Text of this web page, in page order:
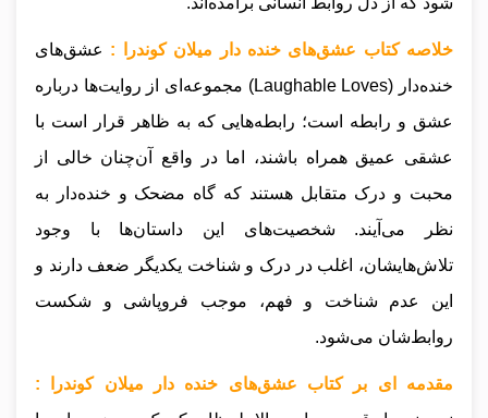
خلاصه کتاب عشق‌های خنده دار میلان کوندرا : عشق‌های
خنده‌دار (Laughable Loves) مجموعه‌ای از روایت‌ها درباره
عشق و رابطه است؛ رابطه‌هایی که به ظاهر قرار است با
عشقی عمیق همراه باشند، اما در واقع آن‌چنان خالی از
محبت و درک متقابل هستند که گاه مضحک و خنده‌دار به
نظر می‌آیند. شخصیت‌های این داستان‌ها با وجود
تلاش‌هایشان، اغلب در درک و شناخت یکدیگر ضعف دارند و
این عدم شناخت و فهم، موجب فروپاشی و شکست
روابط‌شان می‌شود.
مقدمه ای بر کتاب عشق‌های خنده دار میلان کوندرا :